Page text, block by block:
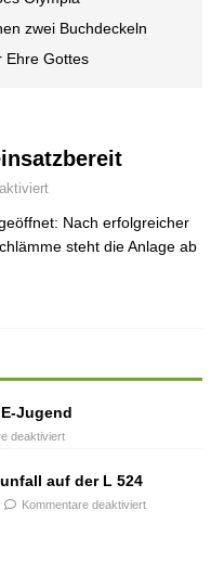
Nach erfolgreicher
steht die Anlage ab
Jugend
deaktiviert
auf der L 524
Kommentare deaktiviert